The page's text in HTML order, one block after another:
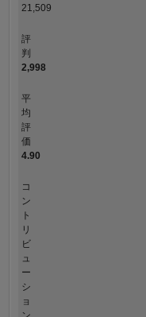
21,509
評
判
2,998
平
均
評
価
4.90
コ
ン
ト
リ
ビ
ュ
ー
シ
ョ